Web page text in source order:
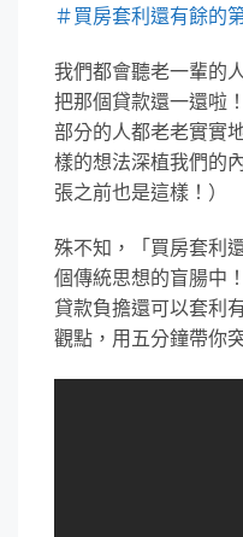
＃買房套利還有餘的
我們都會聽老一輩的
把那個貸款還一還啦
部分的人都老老實實
樣的想法深植我們的
張之前也是這樣！）
殊不知，「買房套利
個傳統思想的盲腸中！
貸款負擔還可以套利
觀點，用五分鐘帶你